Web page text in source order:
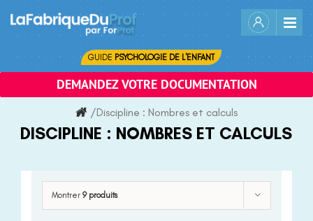
content
GUIDE PSYCHOLOGIE DE L'ENFANT
DEMANDEZ VOTRE DOCUMENTATION
/Discipline : Nombres et calculs
DISCIPLINE : NOMBRES ET CALCULS
Montrer 9 produits